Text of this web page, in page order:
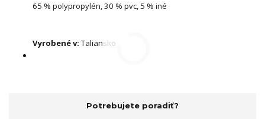
65 % polypropylén, 30 % pvc, 5 % iné
Vyrobené v: Taliansko
Potrebujete poradiť?